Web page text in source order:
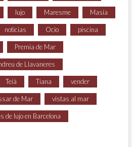
lujo Maresme Masía
noticias Ocio piscina
Premia de Mar
de Llavaneres
Teià Tiana vender
de Mar vistas al mar
de lujo en Barcelona